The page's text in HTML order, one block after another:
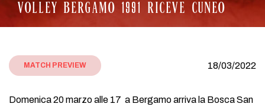
VOLLEY BERGAMO 1991 RICEVE CUNEO
MATCH PREVIEW 18/03/2022
Domenica 20 marzo alle 17 a Bergamo arriva la Bosca San